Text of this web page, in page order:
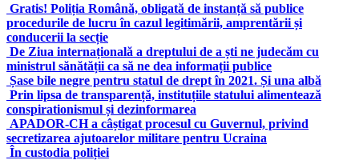
Gratis! Poliția Română, obligată de instanță să publice
procedurile de lucru în cazul legitimării, amprentării și
conducerii la secție
De Ziua internațională a dreptului de a ști ne judecăm cu
ministrul sănătății ca să ne dea informații publice
Șase bile negre pentru statul de drept în 2021. Și una albă
Prin lipsa de transparență, instituțiile statului alimentează
conspirationismul și dezinformarea
APADOR-CH a câștigat procesul cu Guvernul, privind
secretizarea ajutoarelor militare pentru Ucraina
În custodia poliției